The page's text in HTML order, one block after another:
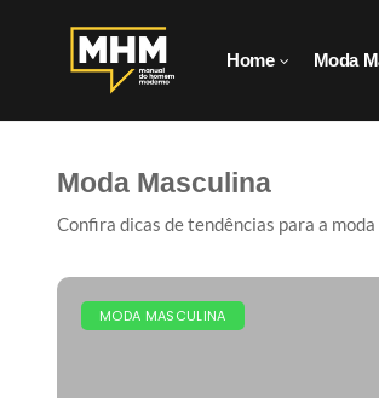
Home Moda
Moda Masculina
Confira dicas de tendências para a
MODA MASCULINA